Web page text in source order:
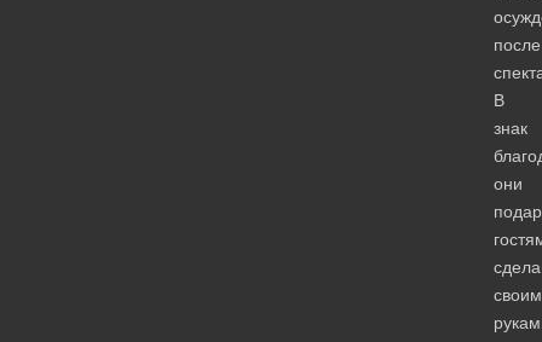
после
В
знак
они